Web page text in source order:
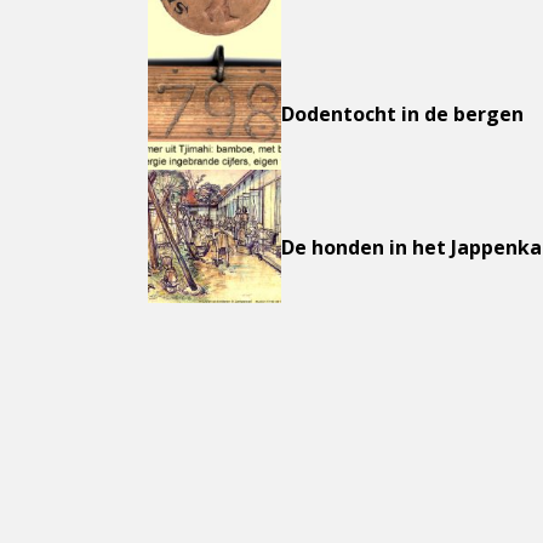
Dodentocht in de bergen
De honden in het